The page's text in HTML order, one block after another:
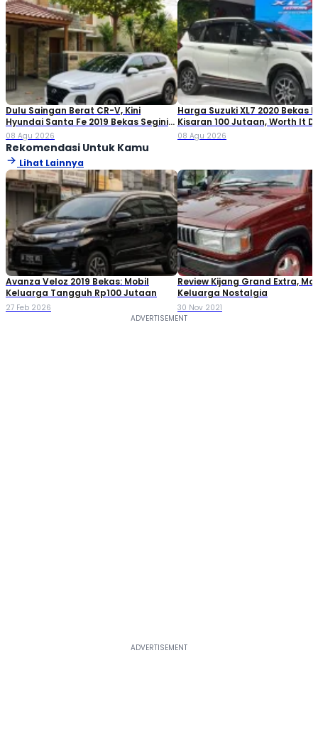
Letraset sheets containing Lorem Ipsum passages, and more
recently with desktop publishing software like Aldus PageMaker
including versions of Lorem Ipsum
Dulu Saingan Berat CR-V, Kini
Hyundai Santa Fe 2019 Bekas Segini
Harganya
08 Agu 2026
Harga Suzuki XL7 2020 Bekas
Kisaran 100 Jutaan, Worth It
08 Agu 2026
Rekomendasi Untuk Kamu
Lihat Lainnya
Avanza Veloz 2019 Bekas: Mobil
Keluarga Tangguh Rp100 Jutaan
27 Feb 2026
Review Kijang Grand Extra,
Keluarga Nostalgia
30 Nov 2021